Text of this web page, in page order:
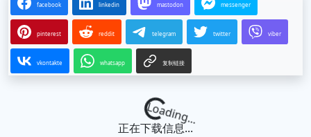
facebook linkedin mastodon messenger
pinterest reddit telegram twitter viber
vkontakte whatsapp 复制链接
Loading...
正在下载信息...